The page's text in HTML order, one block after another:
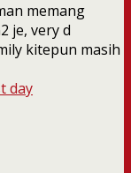
memang
je, very d
kitepun masih
day